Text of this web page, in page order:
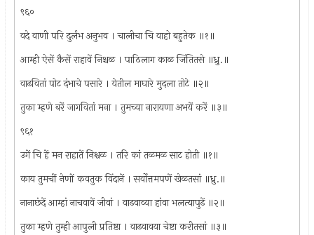
९६०
वदे वाणी परि दुर्लभ अनुभव । चालीचा चि वाहो बहुतेक ॥१॥
आम्ही ऐसें कैसें राहावें निश्चळ । पाठिलाग काळ जिंतितसे ॥ध्रु.॥
वाढवितां पोट दंभाचे पसारे । येतील माघारे मुदला तोटे ॥२॥
तुका म्हणे बरें जागवितां मना । तुमच्या नारायणा अभयें करें ॥३॥
९६१
उगें चि हें मन राहातें निश्चळ । तरि कां तळमळ साट होती ॥१॥
काय तुमचीं नेणों कवतुक विंदानें । सर्वोत्तमपणें खेळतसां ॥ध्रु.॥
नानाछंदें आम्हां नाचवावें जीवां । वाढवाव्या हांवा भलत्यापुढें ॥२॥
तुका म्हणे तुम्ही आपुली प्रतिष्ठा । वाढवावया चेष्टा करीतसां ॥३॥